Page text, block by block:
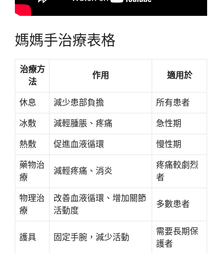
媽媽手治療表格
治療方
法
作用 適用於
休息 減少患部負擔 所有患者
冰敷 減輕腫脹、疼痛 急性期
熱敷 促進血液循環 慢性期
藥物治
療
減輕疼痛、消炎
疼痛較劇烈
者
物理治
療
改善血液循環、增加關節
活動度
多數患者
護具 固定手腕，減少活動
需要長期保
護者